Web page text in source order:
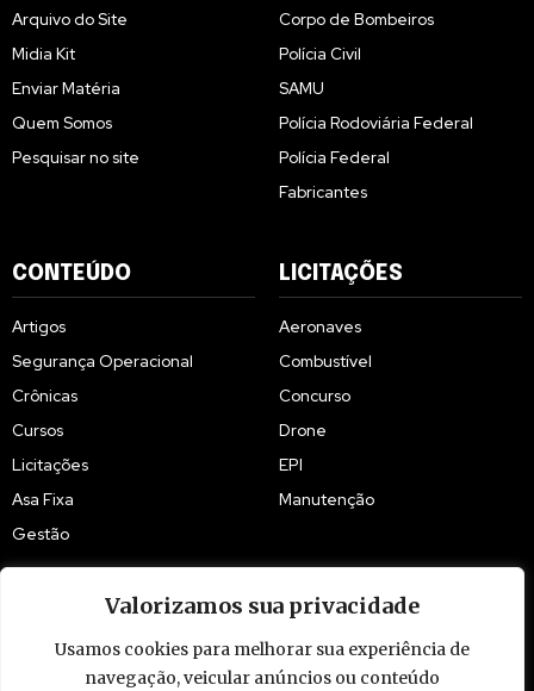
Valorizamos sua privacidade
Usamos cookies para melhorar sua experiência de
navegação, veicular anúncios ou conteúdo
Arquivo do Site
Midia Kit
Enviar Matéria
Quem Somos
Pesquisar no site
Corpo de Bombeiros
Polícia Civil
SAMU
Polícia Rodoviária Federal
Polícia Federal
Fabricantes
CONTEÚDO
Artigos
Segurança Operacional
Crônicas
Cursos
Licitações
Asa Fixa
Gestão
LICITAÇÕES
Aeronaves
Combustível
Concurso
Drone
EPI
Manutenção
© 2009 - 2026 Piloto Policial. Todos os direitos reservados. Brasil.